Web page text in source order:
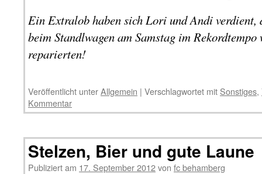
Ein Extralob haben sich Lori und Andi verdient,
beim Standlwagen am Samstag im Rekordtempo
reparierten!
Veröffentlicht unterAllgemein | Verschlagwortet mit Sonstiges,
Kommentar
Stelzen, Bier und gute Laune
Publiziert am 17. September 2012von fc behamberg